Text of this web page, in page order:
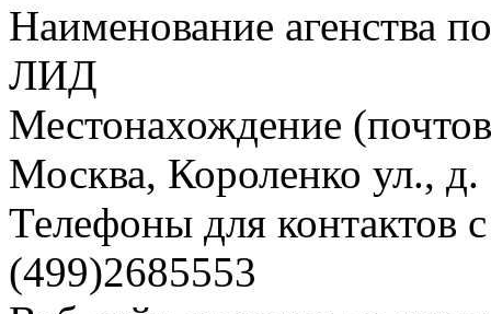
Наименование агенства
ЛИД
Местонахождение
Москва, Короленко ул.,
Телефоны для контактов
(499)2685553